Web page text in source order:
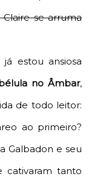
se arruma
estou ansiosa
no Âmbar,
de todo leitor:
ao primeiro?
Galbadon e seu
cativaram tanto